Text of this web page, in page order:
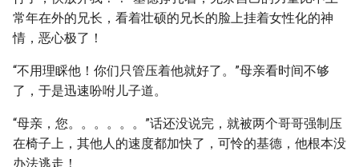
常年在外的兄长，看着壮硕的兄长的脸上挂着女性化的神
情，恶心极了！
“不用理睬他！你们只管压着他就好了。”母亲看时间不够
了，于是迅速吩咐儿子道。
“母亲，您。。。。。。”话还没说完，就被两个哥哥强制压
在椅子上，其他人的速度都加快了，可怜的基德，他根本没
办法逃走！